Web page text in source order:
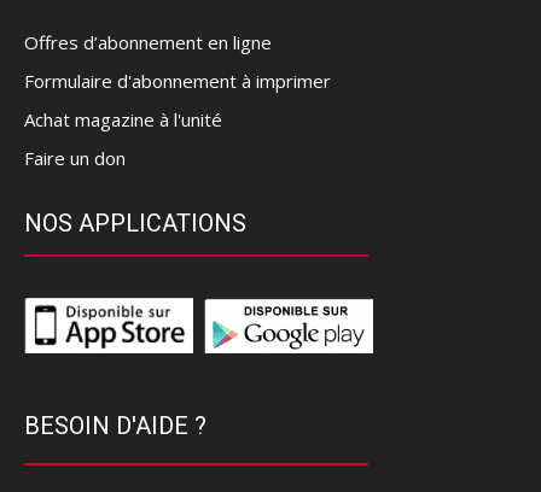
Offres d’abonnement en ligne
Formulaire d'abonnement à imprimer
Achat magazine à l'unité
Faire un don
NOS APPLICATIONS
BESOIN D'AIDE ?